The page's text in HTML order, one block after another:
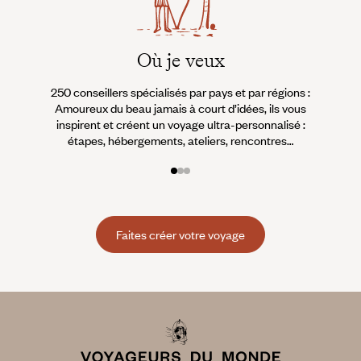
Où je veux
250 conseillers spécialisés par pays et par régions :
Amoureux du beau jamais à court d’idées, ils vous
inspirent et créent un voyage ultra-personnalisé :
étapes, hébergements, ateliers, rencontres…
Faites créer votre voyage